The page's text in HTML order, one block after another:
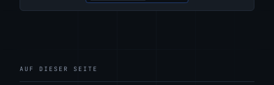
AUF DIESER SEITE